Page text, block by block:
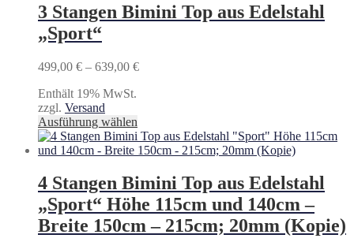
3 Stangen Bimini Top aus Edelstahl
„Sport“
499,00 € – 639,00 €Preisspanne:
Enthält 19% MwSt.
zzgl. Versand
Ausführung wählen
Produkt
weist
Varianten
auf.
Die
Optionen
können
4 Stangen Bimini Top aus Edelstahl
„Sport“ Höhe 115cm und 140cm –
Breite 150cm – 215cm; 20mm (Kopie)